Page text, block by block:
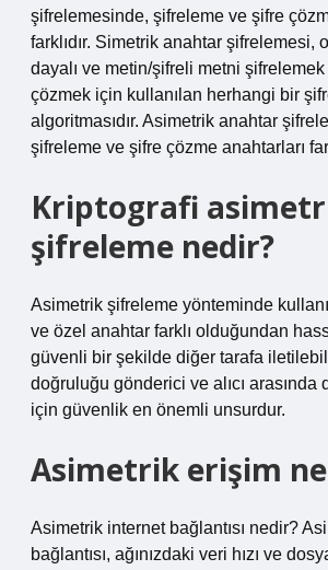
şifrelemesinde, şifreleme ve şifre
farklıdır. Simetrik anahtar şifrelemesi,
dayalı ve metin/şifreli metni
çözmek için kullanılan herhangi bir
algoritmasıdır. Asimetrik anahtar
şifreleme ve şifre çözme anahtarları
Kriptografi
şifreleme nedir?
Asimetrik şifreleme yönteminde
ve özel anahtar farklı olduğundan
güvenli bir şekilde diğer tarafa
doğruluğu gönderici ve alıcı arasında
için güvenlik en önemli unsurdur.
Asimetrik erişim
Asimetrik internet bağlantısı nedir?
bağlantısı, ağınızdaki veri hızı ve